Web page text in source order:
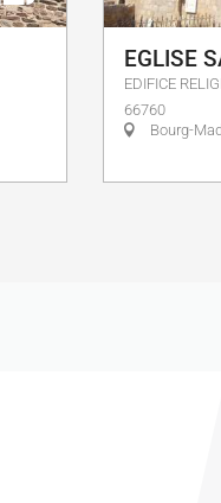
EGLISE
EDIFICE
66760
Bourg-